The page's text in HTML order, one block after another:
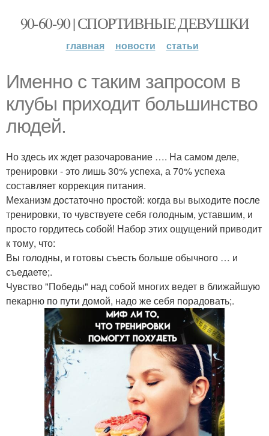
90-60-90 | СПОРТИВНЫЕ ДЕВУШКИ
главная новости статьи
Именно с таким запросом в
клубы приходит большинство
людей.
Но здесь их ждет разочарование …. На самом деле,
тренировки - это лишь 30% успеха, а 70% успеха
составляет коррекция питания.
Механизм достаточно простой: когда вы выходите после
тренировки, то чувствуете себя голодным, уставшим, и
просто гордитесь собой! Набор этих ощущений приводит
к тому, что:
Вы голодны, и готовы съесть больше обычного … и
съедаете;.
Чувство "Победы" над собой многих ведет в ближайшую
пекарню по пути домой, надо же себя порадовать;.